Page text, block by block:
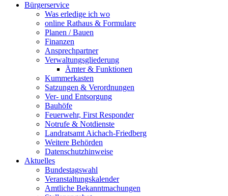
Bürgerservice
Was erledige ich wo
online Rathaus & Formulare
Planen / Bauen
Finanzen
Ansprechpartner
Verwaltungsgliederung
Ämter & Funktionen
Kummerkasten
Satzungen & Verordnungen
Ver- und Entsorgung
Bauhöfe
Feuerwehr, First Responder
Notrufe & Notdienste
Landratsamt Aichach-Friedberg
Weitere Behörden
Datenschutzhinweise
Aktuelles
Bundestagswahl
Veranstaltungskalender
Amtliche Bekanntmachungen